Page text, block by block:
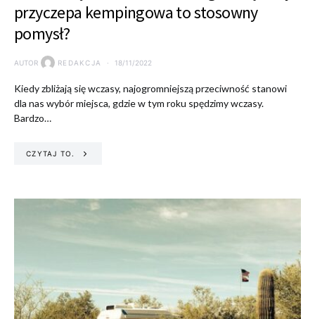
przyczepa kempingowa to stosowny
pomysł?
AUTOR REDAKCJA 18/11/2022
Kiedy zbliżają się wczasy, najogromniejszą przeciwność stanowi
dla nas wybór miejsca, gdzie w tym roku spędzimy wczasy.
Bardzo…
CZYTAJ TO.